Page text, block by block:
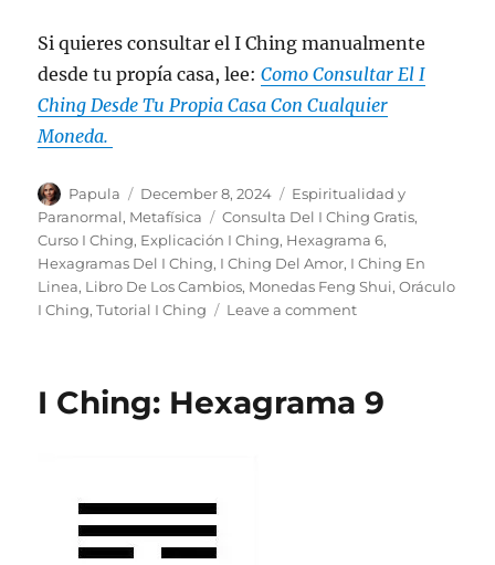
Si quieres consultar el I Ching manualmente
desde tu propía casa, lee:Como Consultar El I
Ching Desde Tu Propia Casa Con Cualquier
Moneda.
Author
Papula
Posted
on
December 8, 2024 Categories
Espiritualidad y
Paranormal, Metafísica Tags
Consulta Del I Ching Gratis,
Curso I Ching, Explicación I Ching, Hexagrama 6,
Hexagramas Del I Ching, I Ching Del Amor, I Ching En
Linea, Libro De Los Cambios, Monedas Feng Shui,Oráculo
I Ching,Tutorial I Ching Leave a commenton
10
I Ching: Hexagrama 9